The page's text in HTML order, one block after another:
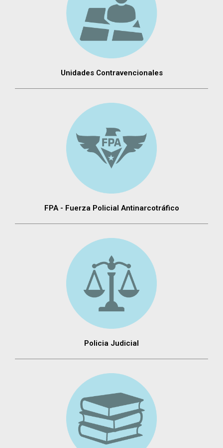
Unidades Contravencionales
FPA - Fuerza Policial Antinarcotráfico
Policia Judicial